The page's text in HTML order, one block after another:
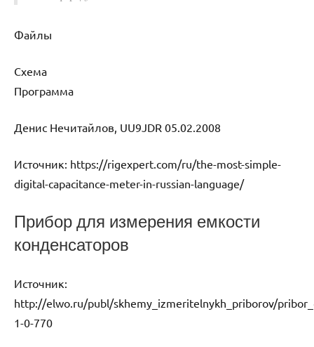
Файлы
Схема
Программа
Денис Нечитайлов, UU9JDR 05.02.2008
Источник: https://rigexpert.com/ru/the-most-simple-
digital-capacitance-meter-in-russian-language/
Прибор для измерения емкости
конденсаторов
Источник:
http://elwo.ru/publ/skhemy_izmeritelnykh_priborov/
1-0-770